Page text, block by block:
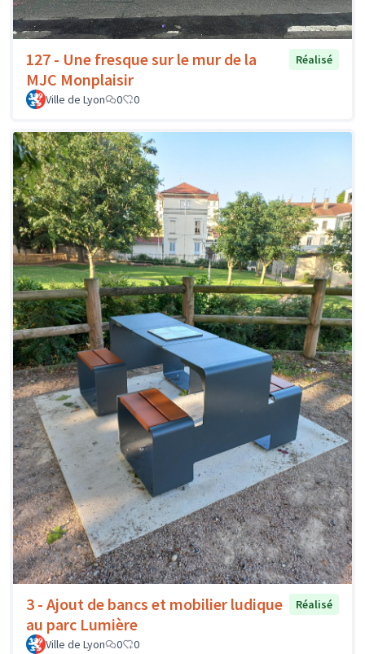
127 - Une fresque sur le mur de la
MJC Monplaisir
Réalisé
Ville de Lyon 0 0
3 - Ajout de bancs et mobilier ludique
au parc Lumière
Réalisé
Ville de Lyon 0 0